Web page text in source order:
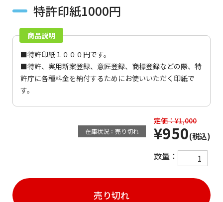
特許印紙1000円
商品説明
■特許印紙１０００円です。
■特許、実用新案登録、意匠登録、商標登録などの際、特
許庁に各種料金を納付するためにお使いいただく印紙で
す。
在庫状況：売り切れ
定価：¥1,000
¥950(税込)
数量：
売り切れ